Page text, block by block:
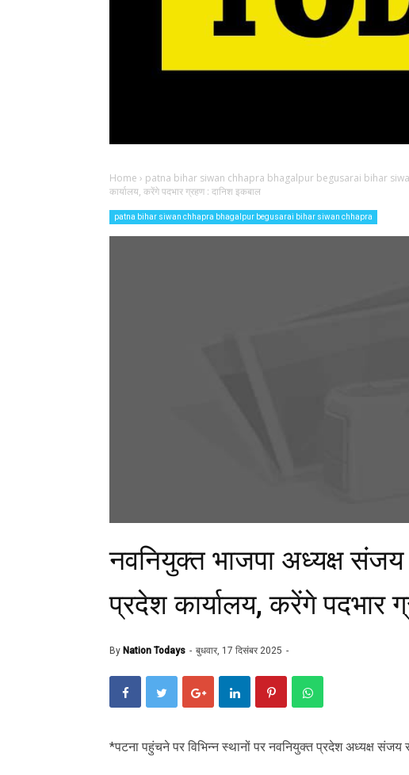
Home › patna bihar siwan chhapra bhagalpur begusarai bihar
कार्यालय, करेंगे पदभार ग्रहण : दानिश इकबाल
patna bihar siwan chhapra bhagalpur begusarai bihar siwan chhapra
नवनियुक्त भाजपा अध्यक्ष
प्रदेश कार्यालय, करेंगे पदभार
By Nation Todays बुधवार, 17 दिसंबर 2025
*पटना पहुंचने पर विभिन्न स्थानों पर नवनियुक्त प्रदेश अध्यक्ष संजय